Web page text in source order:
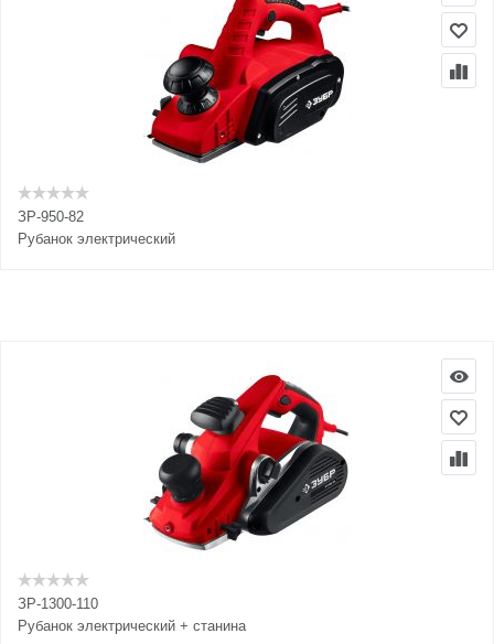
ЗР-950-82
Рубанок электрический
ЗР-1300-110
Рубанок электрический + станина